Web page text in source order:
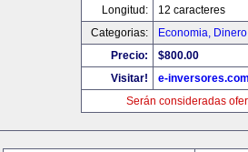
Longitud:
12 caracteres
Categorias:
Economia,
Precio:
$800.00
Visitar!
e-
Serán consideradas